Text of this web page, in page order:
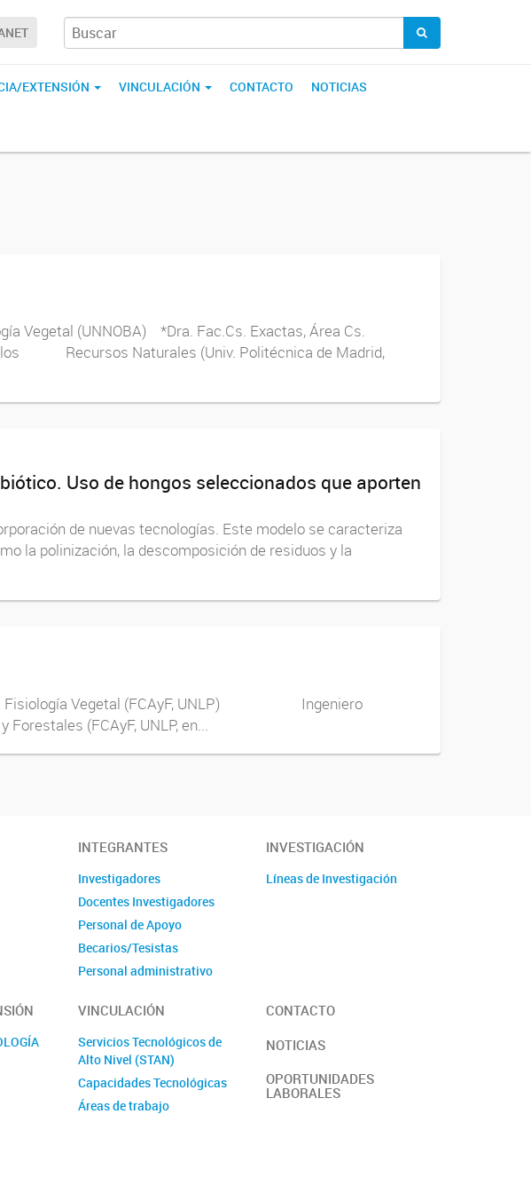
EXTENSIÓN VINCULACIÓN CONTACTO NOTICIAS
Vegetal (UNNOBA) *Dra. Fac.Cs. Exactas, Área Cs.
los Recursos Naturales (Univ. Politécnica de Madrid,
Uso de hongos seleccionados que aporten
de nuevas tecnologías. Este modelo se caracteriza
la polinización, la descomposición de residuos y la
Fisiología Vegetal (FCAyF, UNLP) Ingeniero
(FCAyF, UNLP, en...
INTEGRANTES
Investigadores
Docentes Investigadores
Personal de Apoyo
Becarios/Tesistas
Personal administrativo
Ex integrantes
Violencia laboral y de género
INVESTIGACIÓN
Líneas de Investigación
VINCULACIÓN
Servicios Tecnológicos de
Alto Nivel (STAN)
Capacidades Tecnológicas
Áreas de trabajo
CONTACTO
NOTICIAS
OPORTUNIDADES
LABORALES